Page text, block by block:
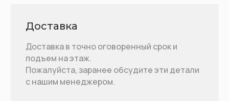
Доставка
Доставка в точно оговоренный срок и
подъем на этаж.
Пожалуйста, заранее обсудите эти детали
с нашим менеджером.